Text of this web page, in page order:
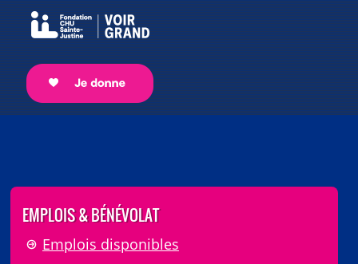
EMPLOIS & BÉNÉVOLAT
Emplois disponibles